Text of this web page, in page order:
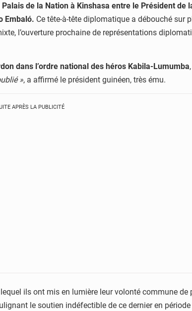
de la Nation à Kinshasa entre le Président de
Embaló. Ce tête-à-tête diplomatique a débouché sur
l’ouverture prochaine de représentations
dans l’ordre national des héros Kabila-Lumumba
», a affirmé le président guinéen, très ému.
APRÈS LA PUBLICITÉ
ils ont mis en lumière leur volonté commune de
le soutien indéfectible de ce dernier en période